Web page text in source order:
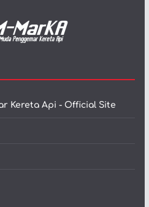
Kereta Api - Official Site